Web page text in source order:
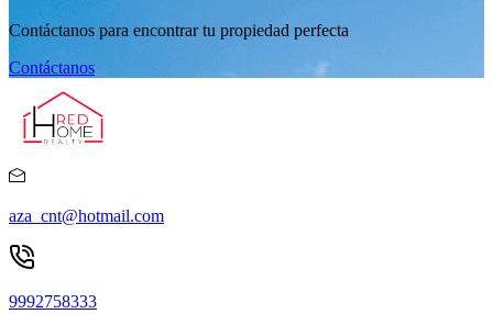
Contáctanos para encontrar tu propiedad perfecta
Contáctanos
aza_cnt@hotmail.com
9992758333